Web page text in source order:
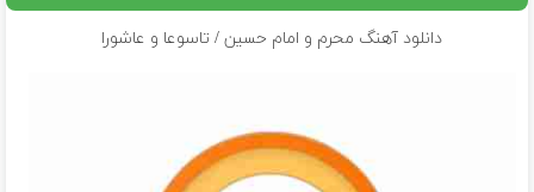
دانلود آهنگ محرم و امام حسین / تاسوعا و عاشورا